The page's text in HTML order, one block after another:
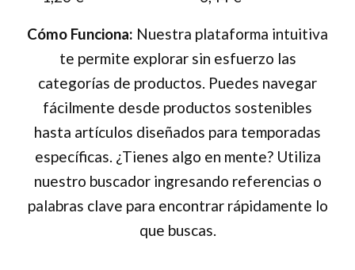
página
de
producto
Cómo Funciona: Nuestra plataforma intuitiva
te permite explorar sin esfuerzo las
categorías de productos. Puedes navegar
fácilmente desde productos sostenibles
hasta artículos diseñados para temporadas
específicas. ¿Tienes algo en mente? Utiliza
nuestro buscador ingresando referencias o
palabras clave para encontrar rápidamente lo
que buscas.